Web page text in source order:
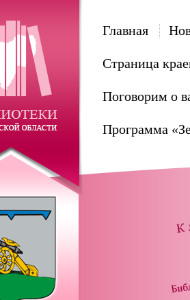
Главная
Страница
Поговорим о
Программа